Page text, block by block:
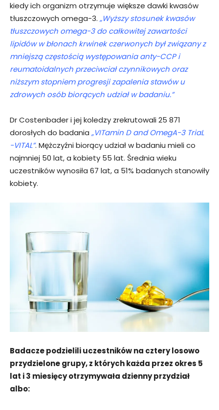
kiedy ich organizm otrzymuje większe dawki kwasów
tłuszczowych omega-3. „Wyższy stosunek kwasów
tłuszczowych omega-3 do całkowitej zawartości
lipidów w błonach krwinek czerwonych był związany z
mniejszą częstością występowania anty-CCP i
reumatoidalnych przeciwciał czynnikowych oraz
niższym stopniem progresji zapalenia stawów u
zdrowych osób biorących udział w badaniu.”
Dr Costenbader i jej koledzy zrekrutowali 25 871
dorosłych do badania „VITamin D and OmegA-3 TriaL
-VITAL”. Mężczyźni biorący udział w badaniu mieli co
najmniej 50 lat, a kobiety 55 lat. Średnia wieku
uczestników wynosiła 67 lat, a 51% badanych stanowiły
kobiety.
Badacze podzielili uczestników na cztery losowo
przydzielone grupy, z których każda przez okres 5
lat i 3 miesięcy otrzymywała dzienny przydział
albo: